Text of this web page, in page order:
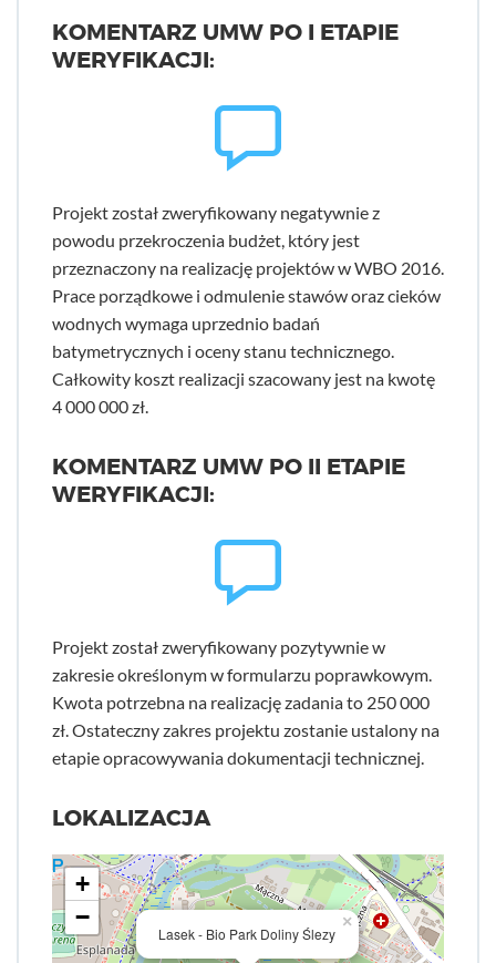
KOMENTARZ UMW PO I ETAPIE
WERYFIKACJI:
Projekt został zweryfikowany negatywnie z
powodu przekroczenia budżet, który jest
przeznaczony na realizację projektów w WBO 2016.
Prace porządkowe i odmulenie stawów oraz cieków
wodnych wymaga uprzednio badań
batymetrycznych i oceny stanu technicznego.
Całkowity koszt realizacji szacowany jest na kwotę
4 000 000 zł.
KOMENTARZ UMW PO II ETAPIE
WERYFIKACJI:
Projekt został zweryfikowany pozytywnie w
zakresie określonym w formularzu poprawkowym.
Kwota potrzebna na realizację zadania to 250 000
zł. Ostateczny zakres projektu zostanie ustalony na
etapie opracowywania dokumentacji technicznej.
LOKALIZACJA
Lasek - Bio Park Doliny Ślezy
×
+
−